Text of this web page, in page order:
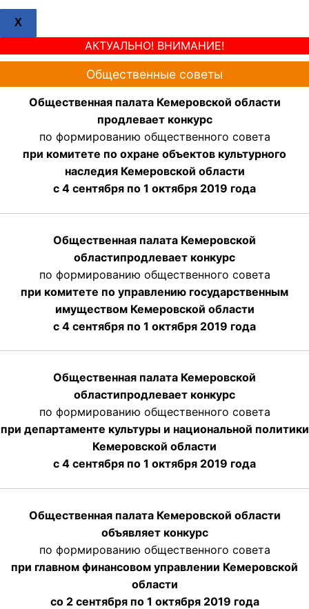
X
АКТУАЛЬНО! ВНИМАНИЕ!
Общественные советы
Общественная палата Кемеровской области
продлевает конкурс
по формированию общественного совета
при комитете по охране объектов культурного
наследия Кемеровской области
с 4 сентября по 1 октября 2019 года
Общественная палата Кемеровской
областипродлевает конкурс
по формированию общественного совета
при комитете по управлению государственным
имуществом Кемеровской области
с 4 сентября по 1 октября 2019 года
Общественная палата Кемеровской
областипродлевает конкурс
по формированию общественного совета
при департаменте культуры и национальной политики
Кемеровской области
с 4 сентября по 1 октября 2019 года
Общественная палата Кемеровской области
объявляет конкурс
по формированию общественного совета
при главном финансовом управлении Кемеровской
области
со 2 сентября по 1 октября 2019 года